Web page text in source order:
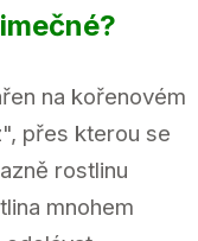
na kořenovém
přes kterou se
rostlinu
mnohem